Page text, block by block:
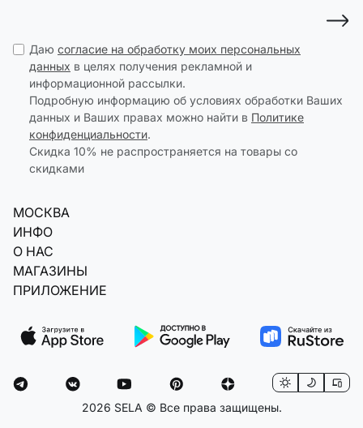
Даю согласие на обработку моих персональных
данных в целях получения рекламной и
информационной рассылки.
Подробную информацию об условиях обработки Ваших
данных и Ваших правах можно найти в Политике
конфиденциальности.
Скидка 10% не распространяется на товары со
скидками
МОСКВА
ИНФО
О НАС
МАГАЗИНЫ
ПРИЛОЖЕНИЕ
2026 SELA © Все права защищены.